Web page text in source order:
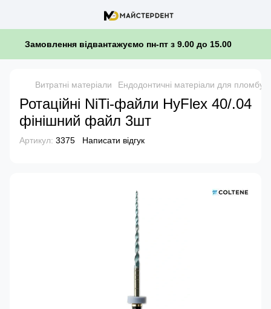
Замовлення відвантажуємо пн-пт з 9.00 до 15.00
Витратні матеріали Ендодонтичні матеріали для
Ротаційні NiTi-файли HyFlex 40/.04
фінішний файл 3шт
Артикул: 3375 Написати відгук